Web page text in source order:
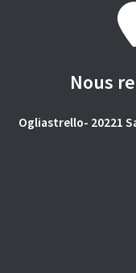
Nous
Ogliastrello- 20221